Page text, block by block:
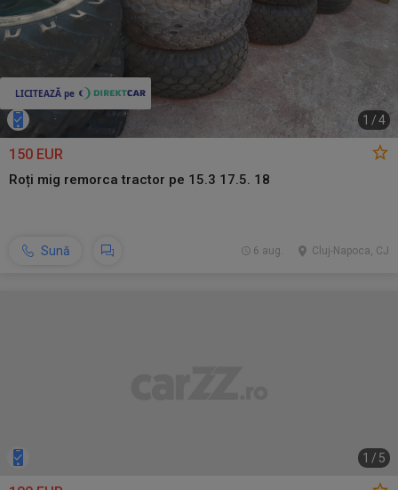
1 /4
150 EUR
Roți mig remorca tractor pe 15.3 17.5. 18
Sună Cluj-Napoca, CJ
6 aug.
1 / 5